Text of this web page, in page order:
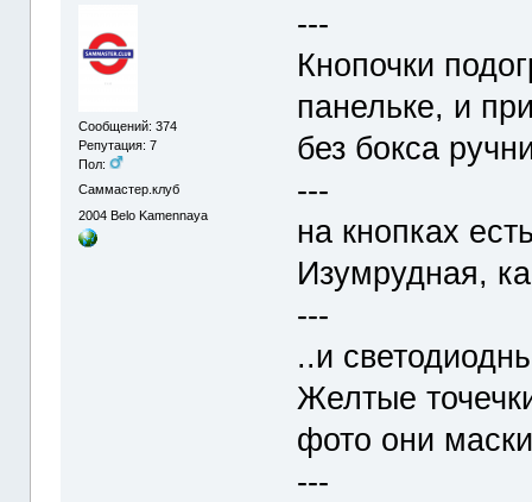
Сообщений: 374
Репутация: 7
Пол:
Саммастер.клуб
2004 Belo Kamennaya
---
Кнопочки
панельке, и
без бокса
---
на кнопках
Изумрудная,
---
..и
Желтые
фото они
---